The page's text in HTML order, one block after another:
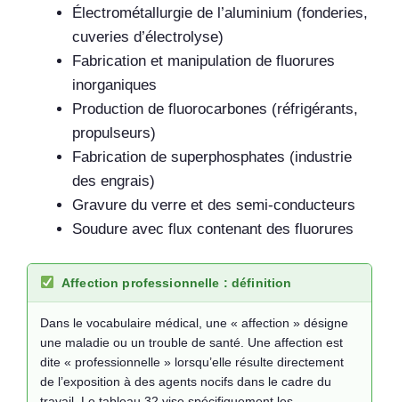
Électrométallurgie de l’aluminium (fonderies,
cuveries d’électrolyse)
Fabrication et manipulation de fluorures
inorganiques
Production de fluorocarbones (réfrigérants,
propulseurs)
Fabrication de superphosphates (industrie
des engrais)
Gravure du verre et des semi-conducteurs
Soudure avec flux contenant des fluorures
Affection professionnelle : définition
Dans le vocabulaire médical, une « affection » désigne
une maladie ou un trouble de santé. Une affection est
dite « professionnelle » lorsqu’elle résulte directement
de l’exposition à des agents nocifs dans le cadre du